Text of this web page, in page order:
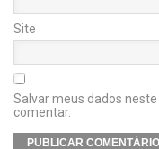
Site
Salvar meus dados
comentar.